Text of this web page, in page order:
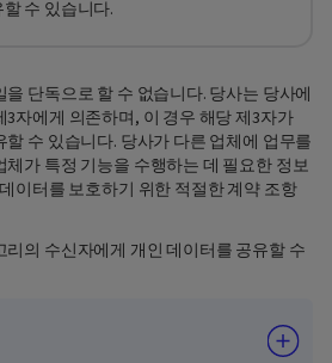
수 있습니다.
단독으로 할 수 없습니다. 당사는 당사에
자에게 의존하며, 이 경우 해당 제3자가
수 있습니다. 당사가 다른 업체에 업무를
가 특정 기능을 수행하는 데 필요한 정보
이터를 보호하기 위한 적절한 계약 조항
의 수신자에게 개인 데이터를 공유할 수